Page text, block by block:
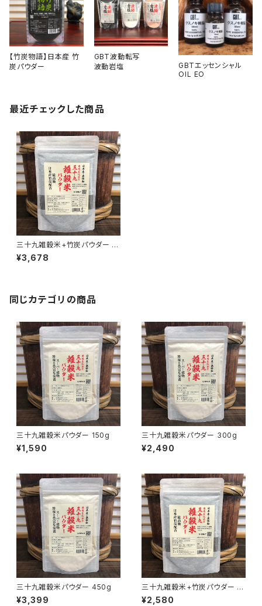
【竹炭物語】日本産 竹
炭パウダー
GBT波動転写
波動岩塩
GBTエッセンシャル
OIL EO
最近チェックした商品
三十九雑穀米+竹炭パウダー 4
50g
¥3,678
同じカテゴリの商品
三十九雑穀米パウダー 150g
¥1,590
三十九雑穀米パウダー 300g
¥2,490
三十九雑穀米パウダー 450g
¥3,399
三十九雑穀米+竹炭パウダー 3
00g
¥2,580